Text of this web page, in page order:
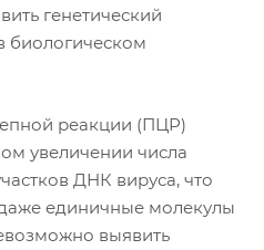
генетический
биологическом
реакции (ПЦР)
увеличении числа
ДНК вируса, что
единичные молекулы
выявить